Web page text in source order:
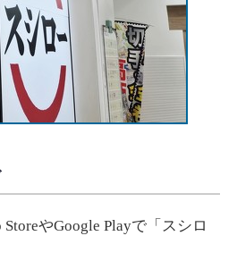
やGoogle Playで「スシロ